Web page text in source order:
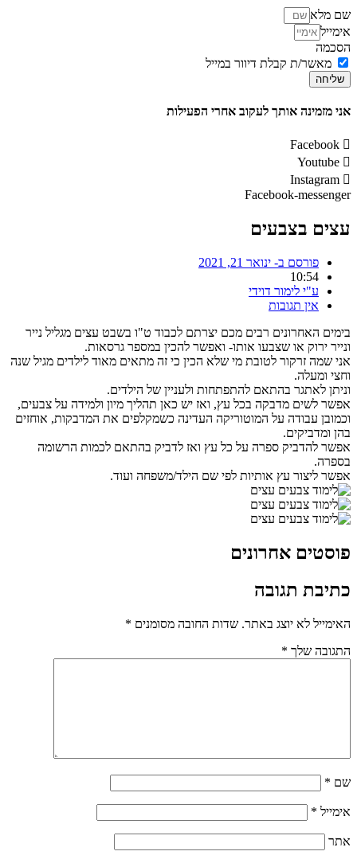
שם מלא
אימייל
הסכמה
מאשר/ת קבלת דיוור במייל
שליחה
אני מזמינה אותך לעקוב אחרי הפעילות
Facebook
Youtube
Instagram
Facebook-messenger
עצים בצבעים
פורסם ב- ינואר 21, 2021
10:54
ע"י לימור דוידי
אין תגובות
בימים האחרונים רבים מכם יצרתם לכבוד ט"ו בשבט עצים מגליל נייר
ונייר ירוק או שצבעו אותו- ואפשר להכין במספר גרסאות.
אני שמה זרקור לטובת מי שלא הכין כי זה מתאים מאוד לילדים מגיל שנה
וחצי ומעלה.
וניתן לאתגר בהתאם להתפתחות ולעניין של הילדים.
אפשר לשים מדבקה בכל עץ, ואז יש כאן תהליך מיון ולמידה על צבעים,
וכמובן עבודה על המוטוריקה העדינה כשמקלפים את המדבקות, אוחזים
בהן ומדביקים.
אפשר להדביק ספרה על כל עץ ואז לדביק בהתאם לכמות הרשומה
בספרה.
אפשר ליצור עץ אותיות לפי שם הילד/משפחה ועוד.
פוסטים אחרונים
כתיבת תגובה
האימייל לא יוצג באתר. שדות החובה מסומנים *
התגובה שלך *
שם *
אימייל *
אתר